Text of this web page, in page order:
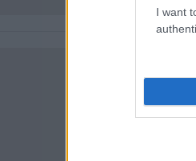
I want
előnybe